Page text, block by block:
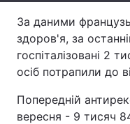
Послуги
За даними
здоров'я, за
госпіталізовані 2
осіб потрапили до
Попередній
вересня - 9 тисяч